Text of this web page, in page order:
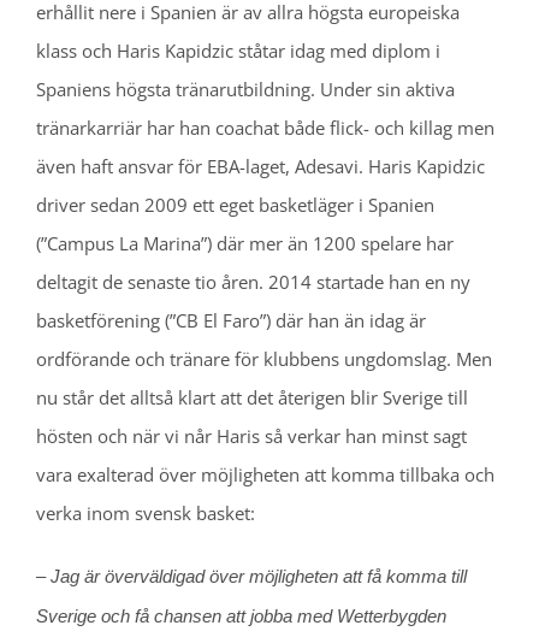
erhållit nere i Spanien är av allra högsta europeiska
klass och Haris Kapidzic ståtar idag med diplom i
Spaniens högsta tränarutbildning. Under sin aktiva
tränarkarriär har han coachat både flick- och killag men
även haft ansvar för EBA-laget, Adesavi. Haris Kapidzic
driver sedan 2009 ett eget basketläger i Spanien
(”Campus La Marina”) där mer än 1200 spelare har
deltagit de senaste tio åren. 2014 startade han en ny
basketförening (”CB El Faro”) där han än idag är
ordförande och tränare för klubbens ungdomslag. Men
nu står det alltså klart att det återigen blir Sverige till
hösten och när vi når Haris så verkar han minst sagt
vara exalterad över möjligheten att komma tillbaka och
verka inom svensk basket:
– Jag är överväldigad över möjligheten att få komma till
Sverige och få chansen att jobba med Wetterbygden